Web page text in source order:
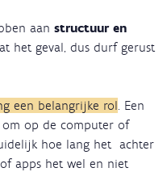
aan structuur en
het geval, dus durf gerust
een belangrijke rol. Een
op de computer of
hoe lang het achter
apps het wel en niet